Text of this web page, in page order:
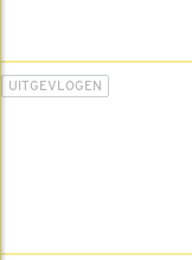
UITGEVLOGEN